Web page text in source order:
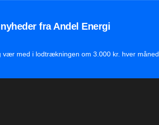
fra Andel Energi
vær med i lodtrækningen om 3.000 kr. hver måned